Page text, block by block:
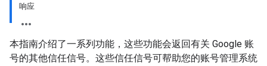
响应
本指南介绍了一系列功能，这些功能会返回有关 Google 账
号的其他信任信号。这些信任信号可帮助您的账号管理系统